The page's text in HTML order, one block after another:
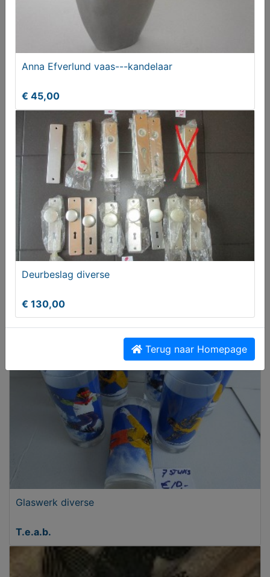
groen 7,5x30 cm
Glaswerk diverse
T.e.a.b.
Anna Efverlund vaas---kandelaar
€ 45,00
Deurbeslag diverse
€ 130,00
Terug naar Homepage